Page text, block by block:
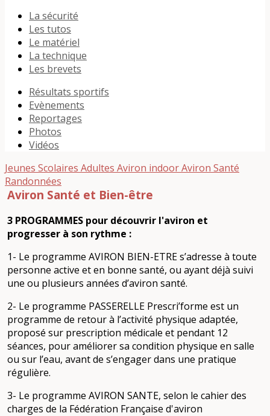
La sécurité
Les tutos
Le matériel
La technique
Les brevets
Résultats sportifs
Evènements
Reportages
Photos
Vidéos
Jeunes Scolaires Adultes Aviron indoorAviron Santé
Randonnées
Aviron Santé et Bien-être
3 PROGRAMMES pour découvrir l'aviron et
progresser à son rythme :
1- Le programme AVIRON BIEN-ETRE s’adresse à toute
personne active et en bonne santé, ou ayant déjà suivi
une ou plusieurs années d’aviron santé.
2- Le programme PASSERELLE Prescri’forme est un
programme de retour à l’activité physique adaptée,
proposé sur prescription médicale et pendant 12
séances, pour améliorer sa condition physique en salle
ou sur l’eau, avant de s’engager dans une pratique
régulière.
3- Le programme AVIRON SANTE, selon le cahier des
charges de la Fédération Française d'aviron